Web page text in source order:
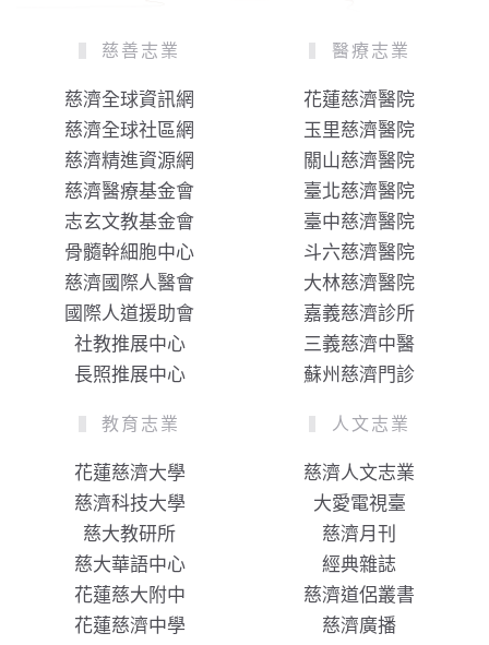
慈善志業
慈濟全球資訊網
慈濟全球社區網
慈濟精進資源網
慈濟醫療基金會
志玄文教基金會
骨髓幹細胞中心
慈濟國際人醫會
國際人道援助會
社教推展中心
長照推展中心
醫療志業
花蓮慈濟醫院
玉里慈濟醫院
關山慈濟醫院
臺北慈濟醫院
臺中慈濟醫院
斗六慈濟醫院
大林慈濟醫院
嘉義慈濟診所
三義慈濟中醫
蘇州慈濟門診
教育志業
花蓮慈濟大學
慈濟科技大學
慈大教研所
慈大華語中心
花蓮慈大附中
花蓮慈濟中學
人文志業
慈濟人文志業
大愛電視臺
慈濟月刊
經典雜誌
慈濟道侶叢書
慈濟廣播